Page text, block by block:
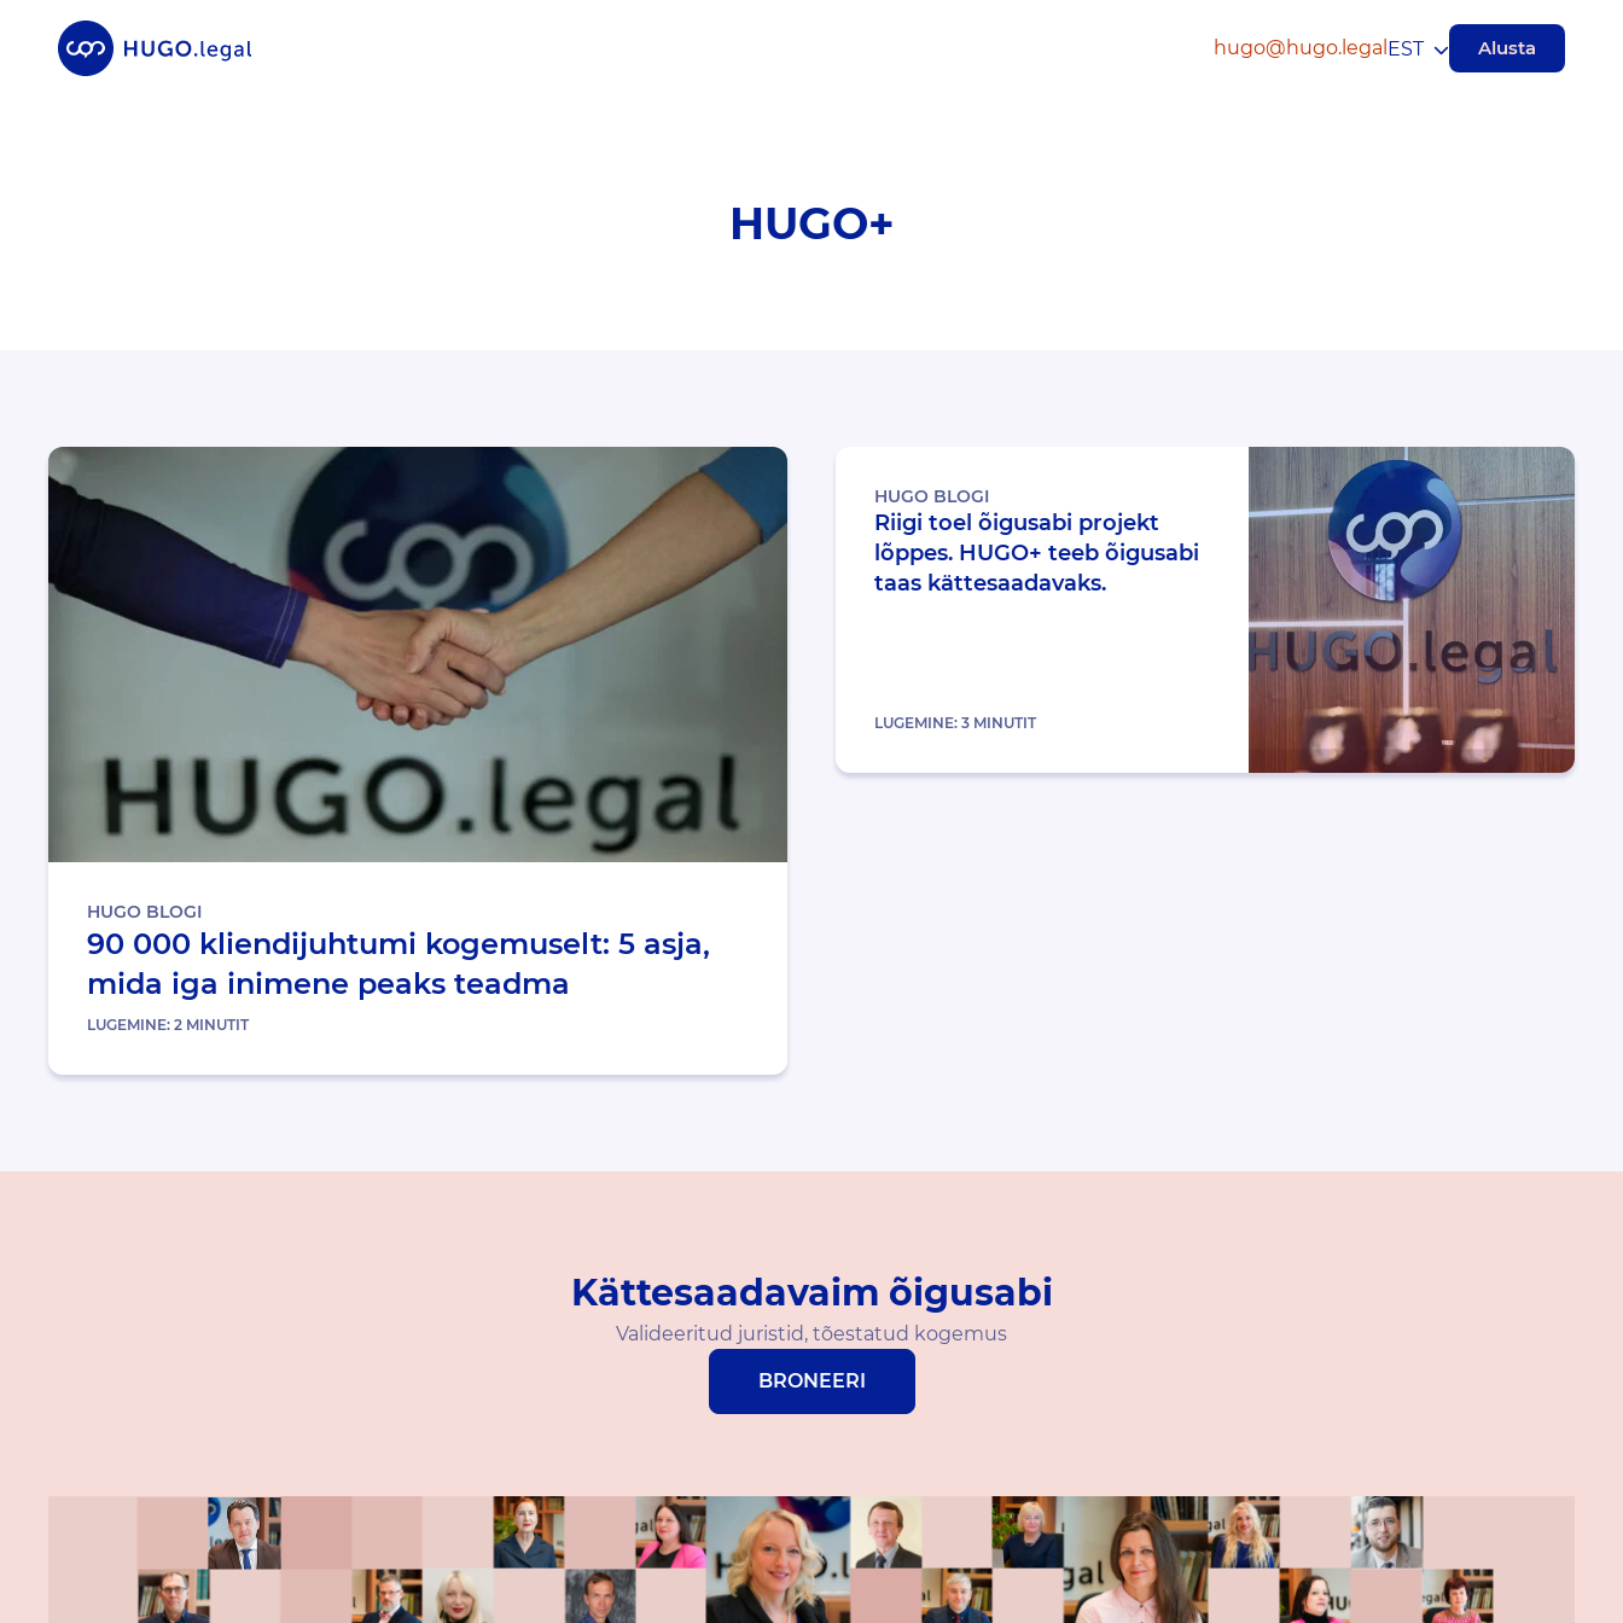
hugo@hugo.legal Alusta
EST
HUGO+
HUGO BLOGI
90 000 kliendijuhtumi kogemuselt: 5 asja,
mida iga inimene peaks teadma
LUGEMINE: 2 MINUTIT
HUGO BLOGI
Riigi toel õigusabi projekt
lõppes. HUGO+ teeb õigusabi
taas kättesaadavaks.
LUGEMINE: 3 MINUTIT
Kättesaadavaim õigusabi
Valideeritud juristid, tõestatud kogemus
BRONEERI